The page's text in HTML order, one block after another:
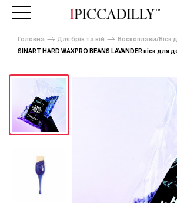
Головна Для брів та вій
Воскоплави/Віск
SINART HARD WAXPRO BEANS LAVANDER віск для